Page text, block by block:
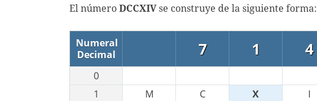
El número DCCXIVse construye de la siguiente forma:
Numeral
Decimal
7 1 4
0
1
M C X
I